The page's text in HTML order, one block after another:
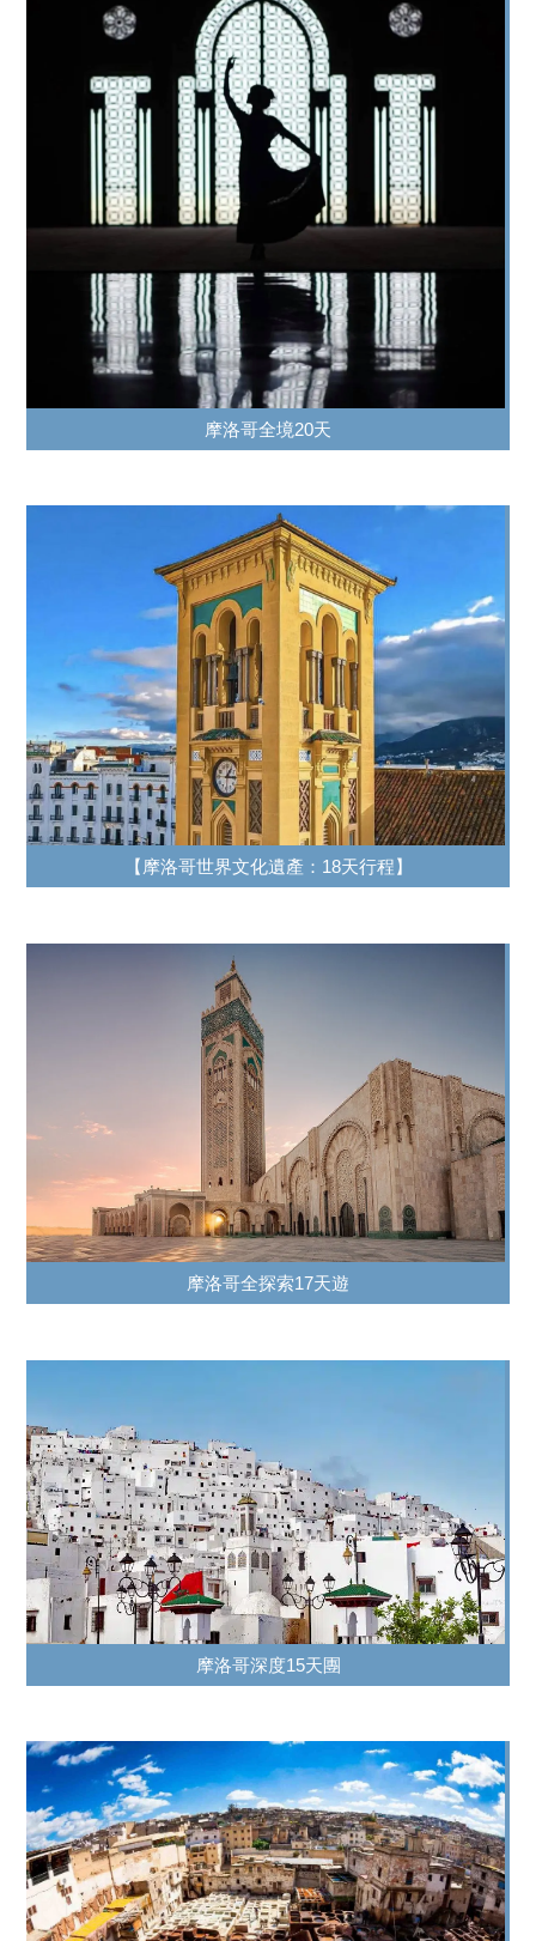
摩洛哥全境20天
【摩洛哥世界文化遺產：18天行程】
摩洛哥全探索17天遊
摩洛哥深度15天團